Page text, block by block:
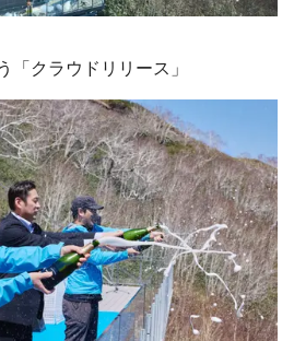
「クラウドリリース」